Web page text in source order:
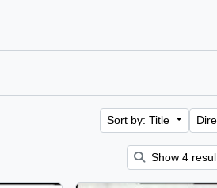
Sort by: Title
Show 4